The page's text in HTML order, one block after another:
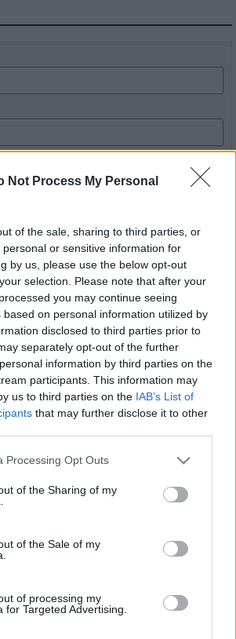
Not Process My Personal
of the sale, sharing to third parties, or
or sensitive information for
by us, please use the below opt-out
selection. Please note that after your
you may continue seeing
based on personal information utilized by
disclosed to third parties prior to
separately opt-out of the further
information by third parties on the
participants. This information may
us to third parties on the IAB’s List of
that may further disclose it to other
website/app uses one or more Google
or usage behaviour. You may click to
to Google and its third-party tags to
specified purposes in below Google
Processing Opt Outs
of the Sharing of my
of the Sale of my
of processing my
for Targeted Advertising.
HÍRDETÉS
Országos hírek
az eső a Duna vízgyűjtőjére
Helyi hírek
csökken a riasztás
Országos hírek